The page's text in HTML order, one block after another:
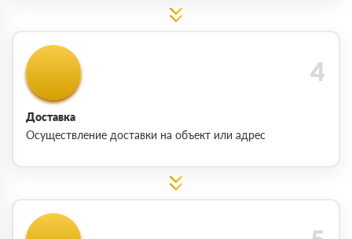
Доставка
Осуществление доставки на объект или адрес